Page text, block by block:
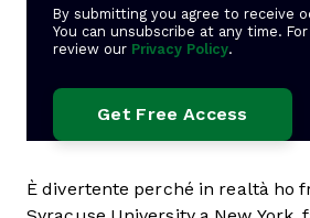
By submitting you agree to receive
You can unsubscribe at any time.
review our Privacy Policy.
È divertente perché in realtà ho